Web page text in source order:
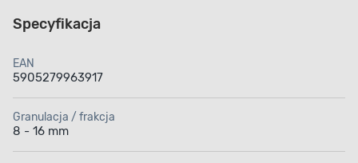
Specyfikacja
EAN
5905279963917
Granulacja / frakcja
8 - 16 mm